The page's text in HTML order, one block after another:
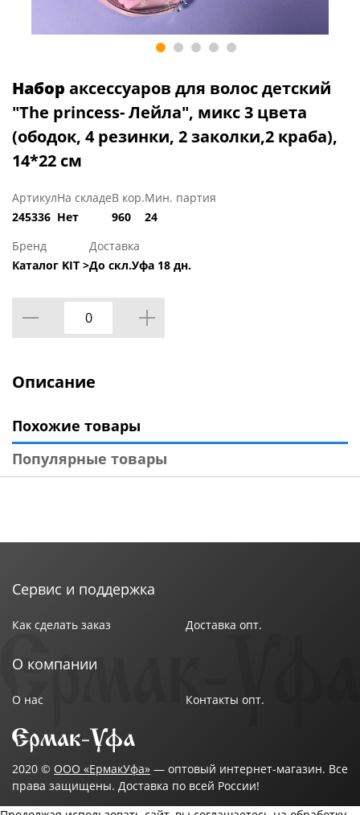
Набор аксессуаров для волос детский
"The princess- Лейла", микс 3 цвета
(ободок, 4 резинки, 2 заколки,2 краба),
14*22 см
Артикул
245336
На складе
Нет
В кор.
960
Мин. партия
24
Бренд
Каталог KIT >
Доставка
До скл.Уфа 18 дн.
Описание
Похожие товары
Популярные товары
Сервис и поддержка
Как сделать заказ Доставка опт.
О компании
О нас Контакты опт.
2020 © ООО «ЕрмакУфа» — оптовый интернет-магазин. Все
права защищены. Доставка по всей России!